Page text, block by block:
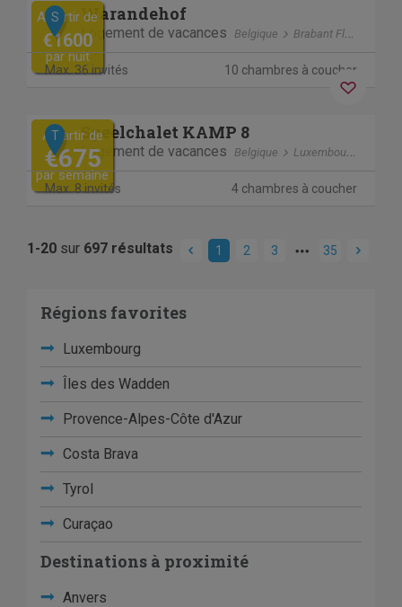
Previous
A partir de
€1600
par nuit
S Warandehof
Logement de vacances Belgique Brabant Flamand
Max. 36 invités 10 chambres à coucher
Previous
A partir de
€675
par semaine
T Speelchalet KAMP 8
Logement de vacances Belgique Luxembourg
Max. 8 invités 4 chambres à coucher
1-20 sur 697 résultats 1 2 3 35
Régions favorites
Luxembourg
Îles des Wadden
Provence-Alpes-Côte d'Azur
Costa Brava
Tyrol
Curaçao
Destinations à proximité
Anvers